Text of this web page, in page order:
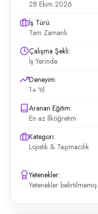
28 Ekim 2026
İş Türü:
Tam Zamanlı
Çalışma Şekli:
İş Yerinde
Deneyim:
1+ Yıl
Aranan Eğitim:
En az İlköğretim
Kategori:
Lojistik & Taşımacılık
Yetenekler:
Yetenekler belirtilmemiş